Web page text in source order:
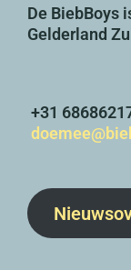
De BiebBoys
Gelderland
+31